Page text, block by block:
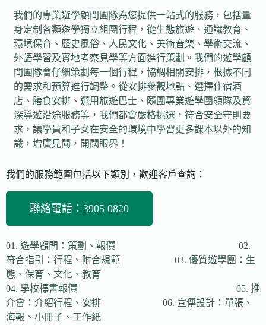
我們的專業遊學顧問團隊為您提供一站式的服務，包括量
身定制各類遊學獨立組團行程，從生態旅遊、通識教育、
環境保育、歷史風俗、人民文化、美術音樂、學術交流、
外語學習及實地考察見學等方面進行策劃。我們的遊學顧
問團隊會仔細策劃每一個行程，協調相關安排，根據不同
的需求和預算進行調整。從安排參觀地點、選擇住宿酒
店、膳食安排、選用旅遊巴士、隨團專業遊學團領隊及資
深導遊沿途服務等，我們都會嚴格挑選，符合安全守則要
求，讓學員和子女在安全的環境中學習更多課本以外的知
識，增廣見聞，開闊眼界！
我們的服務範圍包括以下類別，歡迎客戶查詢：
聯絡電話：3905 0820
01. 遊學顧問：策劃、報價 02.
符合指引：行程、附合規範 03. 優質遊學團：生
態、保育、文化、教育
04. 學校標書報價 05. 推
介會：介紹行程、安排 06. 宣傳設計：單張、
海報、小冊子、工作紙